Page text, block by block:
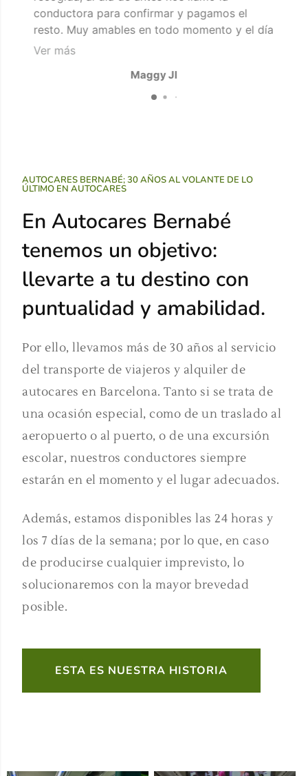
conductora para confirmar y pagamos el
resto. Muy amables en todo momento y el día
de recogida, muy puntual, y a la hora de
Gracias por el servicio, en otra ocasión
también contaremos con vosotros."
Ver más
Maggy Jl
AUTOCARES BERNABÉ; 30 AÑOS AL VOLANTE DE LO
ÚLTIMO EN AUTOCARES
En Autocares Bernabé
tenemos un objetivo:
llevarte a tu destino con
puntualidad y amabilidad.
Por ello, llevamos más de 30 años al servicio
del transporte de viajeros y alquiler de
autocares en Barcelona. Tanto si se trata de
una ocasión especial, como de un traslado al
aeropuerto o al puerto, o de una excursión
escolar, nuestros conductores siempre
estarán en el momento y el lugar adecuados.
Además, estamos disponibles las 24 horas y
los 7 días de la semana; por lo que, en caso
de producirse cualquier imprevisto, lo
solucionaremos con la mayor brevedad
posible.
ESTA ES NUESTRA HISTORIA